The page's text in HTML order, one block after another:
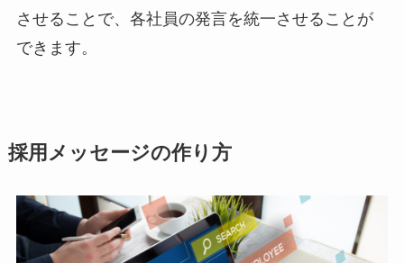
させることで、各社員の発言を統一させることが
できます。
採用メッセージの作り方